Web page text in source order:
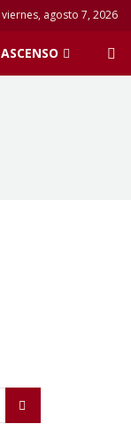
viernes, agosto 7, 2026